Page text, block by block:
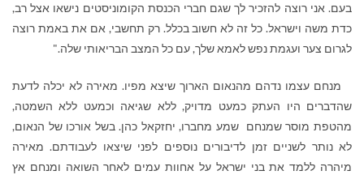
בעם. אני רוצה להזכיר לך שגם חברי הכנסת הקומוניסטים נישאו אצל רב,
כדת משה וישראל. כל זה לא חשוב בכלל. רק תחשבי, אם את באמת רוצה
לגרום צער ועגמת נפש לאמא שלך, עם כל המצב הבריאותי שלה."
מנחם עצמו נדהם מהנאום הארוך שיצא מפיו. מאירה לא יכלה לדעת
שהדברים היו העתק כמעט מדויק, ללא שגיאה וכמעט ללא השמטה,
מהטפת מוסר שמנחם שמע מחברו, יחזקאל כהן. בשל אורכו של הנאום,
לא נותר לשניים זמן לדיבורים נוספים לפני שיצאו לעבודתם. מאירה
מיהרה ללמד את בני ישראל על אחוות עמים לאחר השואה ומנחם אץ